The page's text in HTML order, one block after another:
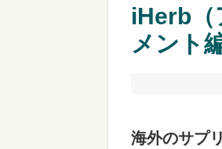
iHerb（
メント
海外のサプ